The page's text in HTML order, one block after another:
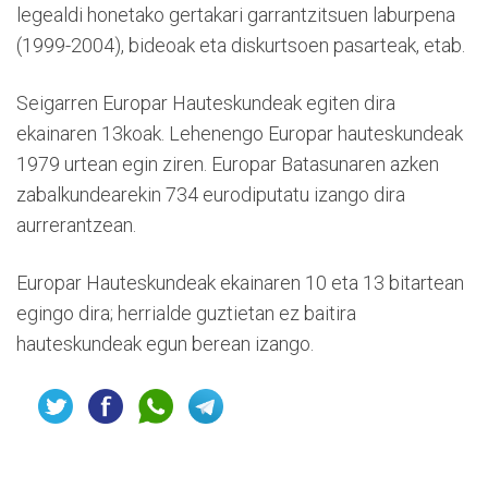
legealdi honetako gertakari garrantzitsuen laburpena
(1999-2004), bideoak eta diskurtsoen pasarteak, etab.
Seigarren Europar Hauteskundeak egiten dira
ekainaren 13koak. Lehenengo Europar hauteskundeak
1979 urtean egin ziren. Europar Batasunaren azken
zabalkundearekin 734 eurodiputatu izango dira
aurrerantzean.
Europar Hauteskundeak ekainaren 10 eta 13 bitartean
egingo dira; herrialde guztietan ez baitira
hauteskundeak egun berean izango.